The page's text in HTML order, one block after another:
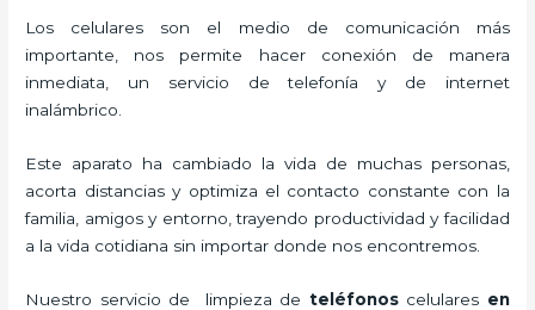
Los celulares son el medio de comunicación más
importante, nos permite hacer conexión de manera
inmediata, un servicio de telefonía y de internet
inalámbrico.
Este aparato ha cambiado la vida de muchas personas,
acorta distancias y optimiza el contacto constante con la
familia, amigos y entorno, trayendo productividad y facilidad
a la vida cotidiana sin importar donde nos encontremos.
Nuestro servicio de limpieza de teléfonoscelulares en